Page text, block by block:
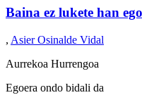
Baina ez lukete han
, Asier Osinalde Vidal
Aurrekoa Hurrengoa
Egoera ondo bidali da